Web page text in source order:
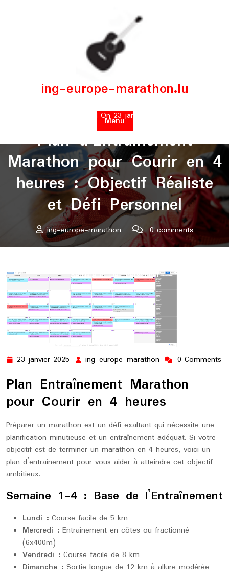
ing-europe-marathon.lu
Menu
Posted On 23 janvier 2025
Plan d’Entraînement
Marathon pour Courir en 4
heures : Objectif Réaliste
et Défi Personnel
ing-europe-marathon
0 comments
ing-europe-marathon.lu>>marathon,semaine>> Plan
Réaliste et Défi Personnel
23 janvier 2025 23
2025
ing-europe-marathon ing-
marathon
0 Comments
Plan Entraînement Marathon
pour Courir en 4 heures
Préparer un marathon est un défi exaltant qui nécessite une
planification minutieuse et un entraînement adéquat. Si votre
objectif est de terminer un marathon en 4 heures, voici un
plan d’entraînement pour vous aider à atteindre cet objectif
ambitieux.
Semaine 1-4 : Base de l’Entraînement
Lundi : Course facile de 5 km
Mercredi : Entraînement en côtes ou fractionné
(6x400m)
Vendredi : Course facile de 8 km
Dimanche : Sortie longue de 12 km à allure modérée